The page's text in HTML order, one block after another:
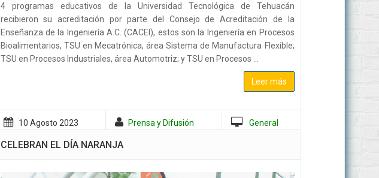
4 programas educativos de la Universidad Tecnológica de Tehuacán
recibieron su acreditación por parte del Consejo de Acreditación de la
Enseñanza de la Ingeniería A.C. (CACEI), estos son la Ingeniería en Procesos
Bioalimentarios, TSU en Mecatrónica, área Sistema de Manufactura Flexible;
TSU en Procesos Industriales, área Automotriz; y TSU en Procesos ...
Leer más
10 Agosto 2023 Prensa y Difusión General
CELEBRAN EL DÍA NARANJA